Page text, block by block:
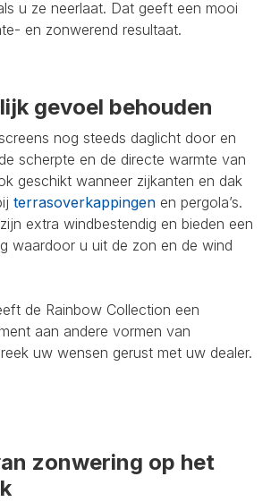
u ze neerlaat. Dat geeft een mooi
en zonwerend resultaat.
gevoel behouden
nog steeds daglicht door en
scherpte en de directe warmte van
geschikt wanneer zijkanten en dak
terrasoverkappingen en pergola’s.
extra windbestendig en bieden een
waardoor u uit de zon en de wind
de Rainbow Collection een
aan andere vormen van
uw wensen gerust met uw dealer.
zonwering op het